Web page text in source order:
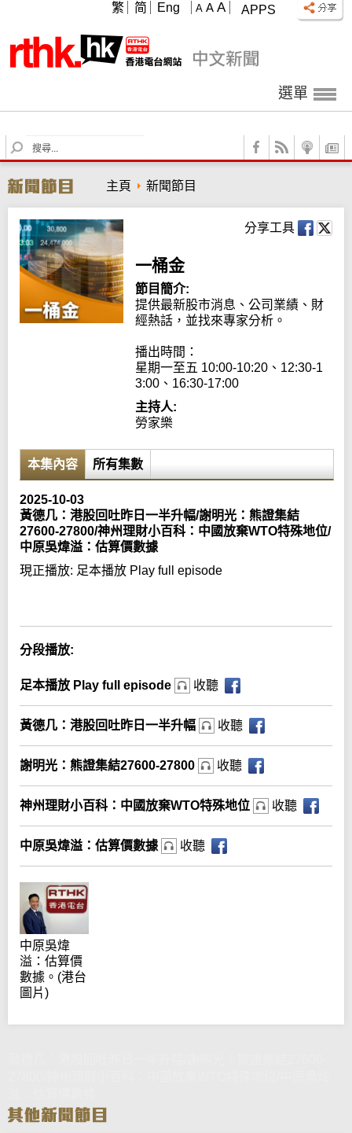
APPS
A A A
繁 简 Eng
選單
S
e
r
c
h
主頁 新聞節目
分享工具
一桶金
節目簡介:
提供最新股市消息、公司業績、財
經熱話，並找來專家分析。
播出時間：
星期一至五 10:00-10:20、12:30-1
3:00、16:30-17:00
主持人:
勞家樂
本集內容 所有集數
2025-10-03
黃德几：港股回吐昨日一半升幅/謝明光：熊證集結
27600-27800/神州理財小百科：中國放棄WTO特殊地位/
中原吳煒溢：估算價數據
現正播放: 足本播放 Play full episode
分段播放:
足本播放 Play full episode 收聽
黃德几：港股回吐昨日一半升幅 收聽
謝明光：熊證集結27600-27800 收聽
神州理財小百科：中國放棄WTO特殊地位 收聽
中原吳煒溢：估算價數據 收聽
中原吳煒
溢：估算價
數據。(港台
圖片)